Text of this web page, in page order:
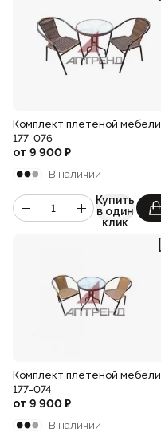
Комплект плетеной мебели
177-076
от 9 900₽
В наличии
Купить
в один
клик
Комплект плетеной мебели
177-074
от 9 900₽
В наличии